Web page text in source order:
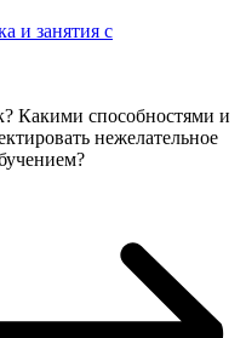
и занятия с
Какими способностями и
нежелательное